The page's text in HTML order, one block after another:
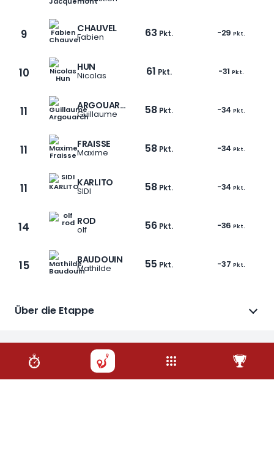
1 / 30
9 CHAUVEL
Fabien 63 Pkt. -29 Pkt.
10 HUN
Nicolas 61 Pkt. -31 Pkt.
11 ARGOUARCH
Guillaume 58 Pkt. -34 Pkt.
11 FRAISSE
Maxime 58 Pkt. -34 Pkt.
11 KARLITO
SIDI 58 Pkt. -34 Pkt.
14 ROD
olf 56 Pkt. -36 Pkt.
15 BAUDOUIN
Mathilde 55 Pkt. -37 Pkt.
Über die Etappe